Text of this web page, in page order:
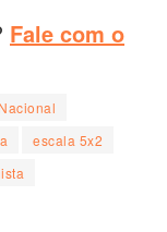
Fale com o
escala 5x2